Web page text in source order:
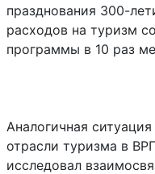
празднования 300-
расходов на туризм
программы в 10 раз
Аналогичная
отрасли туризма в
исследовал